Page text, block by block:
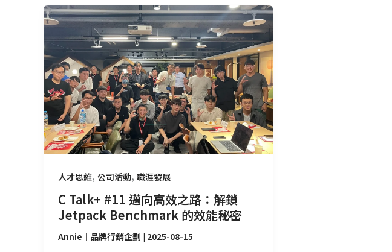
人才思維, 公司活動, 職涯發展
C Talk+ #11 邁向高效之路：解鎖
Jetpack Benchmark 的效能秘密
Annie｜品牌行銷企劃 | 2025-08-15
C
Talk+
#11
邁
向
高
效
之
路：
解
鎖
Jetpack
Benchmark
的
效